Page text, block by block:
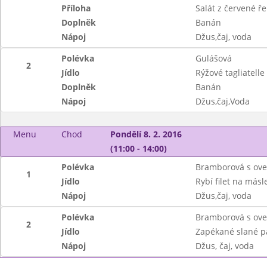
Příloha
Salát z červené
Doplněk
Banán
Nápoj
Džus,čaj, voda
2
Polévka
Gulášová
Jídlo
Rýžové
Doplněk
Banán
Nápoj
Džus,čaj,Voda
Menu Chod
Pondělí 8. 2. 2016
(11:00 - 14:00)
1
Polévka
Bramborová s
Jídlo
Rybí filet na
Nápoj
Džus,čaj, voda
2
Polévka
Bramborová s
Jídlo
Zapékané slané
Nápoj
Džus, čaj, voda